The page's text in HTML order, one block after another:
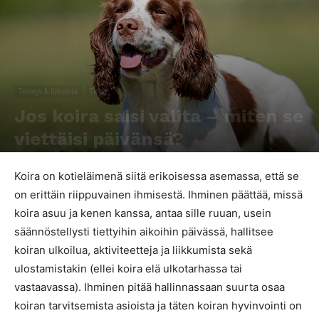
Tiede
Jos koira saisi valita – miten se
viettäisi päivänsä?
Koira on kotieläimenä siitä erikoisessa asemassa, että se
on erittäin riippuvainen ihmisestä. Ihminen päättää, missä
koira asuu ja kenen kanssa, antaa sille ruuan, usein
säännöstellysti tiettyihin aikoihin päivässä, hallitsee
koiran ulkoilua, aktiviteetteja ja liikkumista sekä
ulostamistakin (ellei koira elä ulkotarhassa tai
vastaavassa). Ihminen pitää hallinnassaan suurta osaa
koiran tarvitsemista asioista ja täten koiran hyvinvointi on